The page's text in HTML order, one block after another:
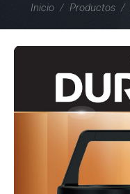
Inicio Productos